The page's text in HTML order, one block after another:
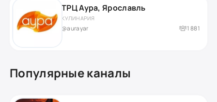
ТРЦ Аура, Ярославль
КУЛИНАРИЯ
@aurayar 1 881
Популярные каналы